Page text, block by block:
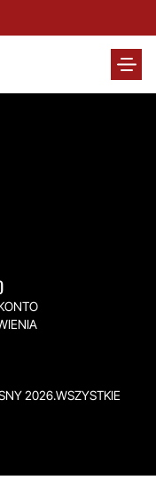
2026.WSZYSTKIE